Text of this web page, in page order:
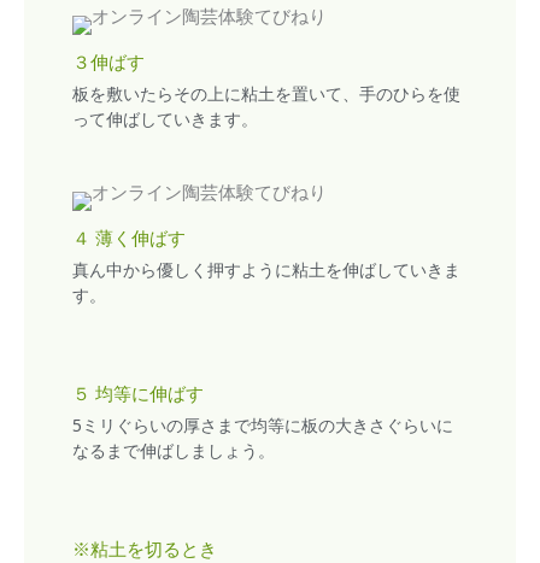
３伸ばす
板を敷いたらその上に粘土を置いて、手のひらを使
って伸ばしていきます。
４ 薄く伸ばす
真ん中から優しく押すように粘土を伸ばしていきま
す。
５ 均等に伸ばす
5ミリぐらいの厚さまで均等に板の大きさぐらいに
なるまで伸ばしましょう。
※粘土を切るとき